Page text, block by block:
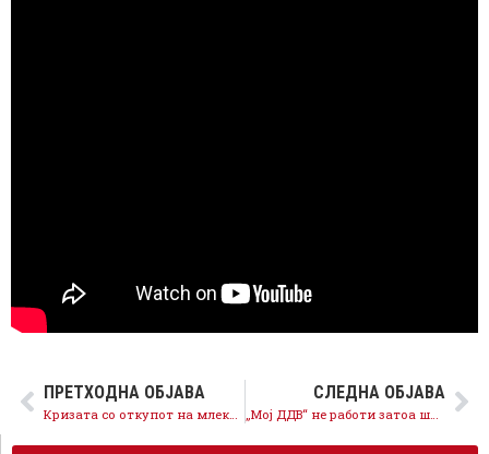
ПРЕТХОДНА ОБЈАВА СЛЕДНА ОБЈАВА
„Мој ДДВ“ не работи затоа што нема пари во буџетот – граѓаните не можат да си ги вратат парите од ДДВ